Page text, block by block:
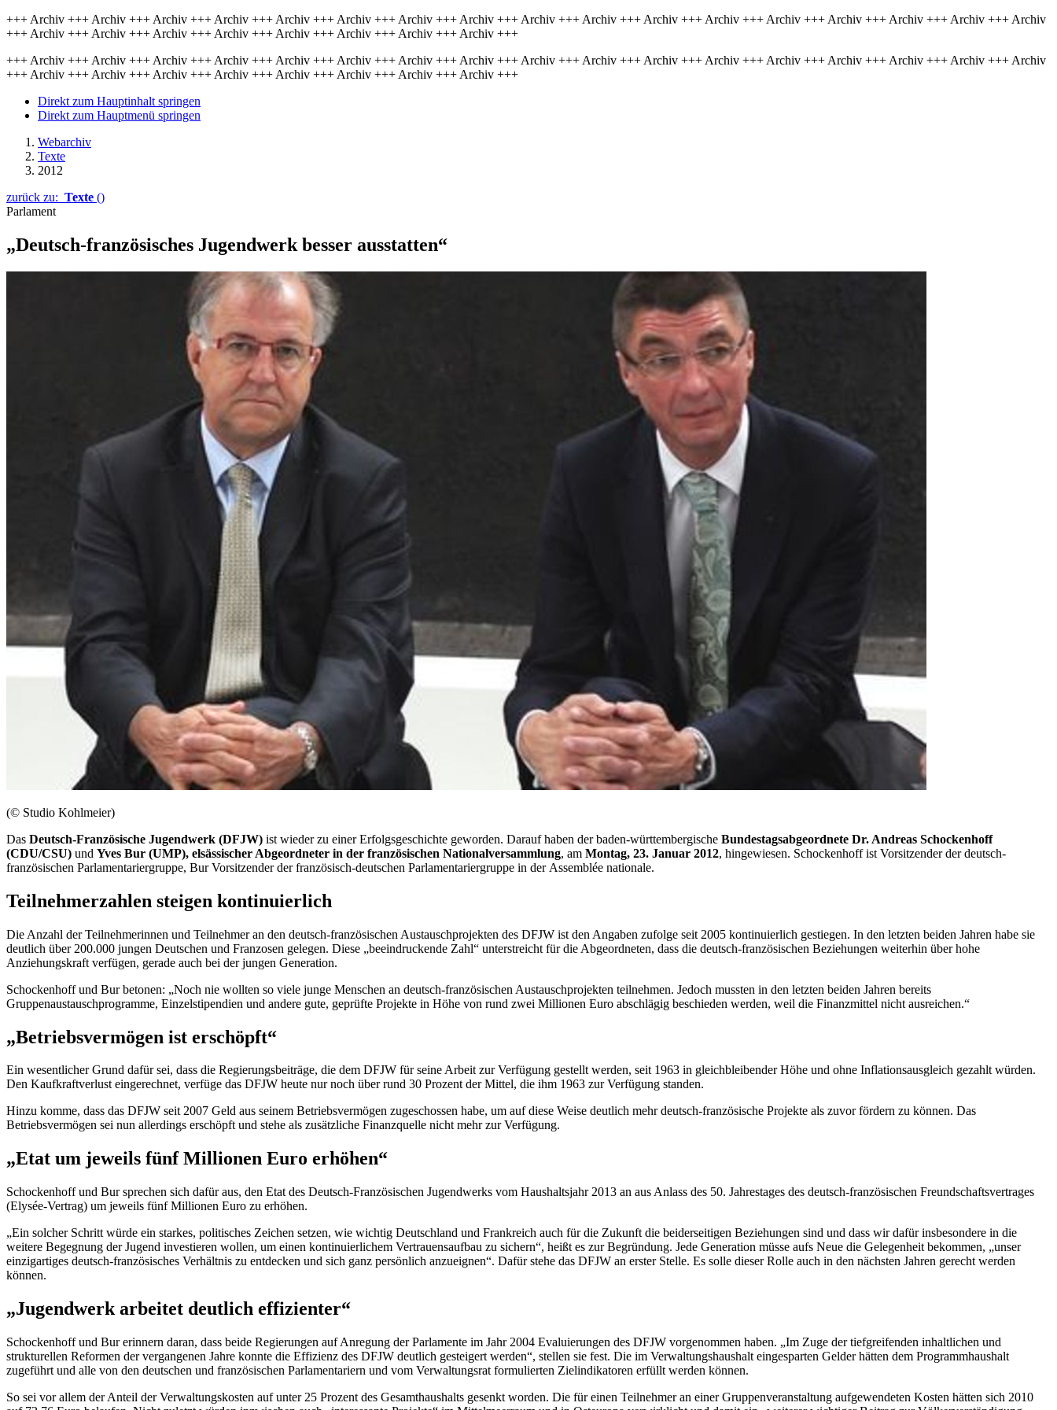
+++ Archiv +++ Archiv +++ Archiv +++ Archiv +++ Archiv +++ Archiv +++ Archiv +++ Archiv +++ Archiv +++ Archiv +++ Archiv +++ Archiv +++ Archiv +++ Archiv +++ Archiv +++ Archiv +++ Archiv
+++ Archiv +++ Archiv +++ Archiv +++ Archiv +++ Archiv +++ Archiv +++ Archiv +++ Archiv +++
+++ Archiv +++ Archiv +++ Archiv +++ Archiv +++ Archiv +++ Archiv +++ Archiv +++ Archiv +++ Archiv +++ Archiv +++ Archiv +++ Archiv +++ Archiv +++ Archiv +++ Archiv +++ Archiv +++ Archiv
+++ Archiv +++ Archiv +++ Archiv +++ Archiv +++ Archiv +++ Archiv +++ Archiv +++ Archiv +++
Direkt zum Hauptinhalt springen
Direkt zum Hauptmenü springen
Webarchiv
Texte
2012
zurück zu: Texte ()
Parlament
„Deutsch-französisches Jugendwerk besser ausstatten“
(© Studio Kohlmeier)
Das Deutsch-Französische Jugendwerk (DFJW) ist wieder zu einer Erfolgsgeschichte geworden. Darauf haben der baden-württembergische Bundestagsabgeordnete Dr. Andreas Schockenhoff
(CDU/CSU) und Yves Bur (UMP), elsässischer Abgeordneter in der französischen Nationalversammlung, am Montag, 23. Januar 2012, hingewiesen. Schockenhoff ist Vorsitzender der deutsch-
französischen Parlamentariergruppe, Bur Vorsitzender der französisch-deutschen Parlamentariergruppe in der Assemblée nationale.
Teilnehmerzahlen steigen kontinuierlich
Die Anzahl der Teilnehmerinnen und Teilnehmer an den deutsch-französischen Austauschprojekten des DFJW ist den Angaben zufolge seit 2005 kontinuierlich gestiegen. In den letzten beiden Jahren habe sie
deutlich über 200.000 jungen Deutschen und Franzosen gelegen. Diese „beeindruckende Zahl“ unterstreicht für die Abgeordneten, dass die deutsch-französischen Beziehungen weiterhin über hohe
Anziehungskraft verfügen, gerade auch bei der jungen Generation.
Schockenhoff und Burbetonen: „Noch nie wollten so viele junge Menschen an deutsch-französischen Austauschprojekten teilnehmen. Jedoch mussten in den letzten beiden Jahren bereits
Gruppenaustauschprogramme, Einzelstipendien und andere gute, geprüfte Projekte in Höhe von rund zwei Millionen Euro abschlägig beschieden werden, weil die Finanzmittel nicht ausreichen.“
„Betriebsvermögen ist erschöpft“
Ein wesentlicher Grund dafür sei, dass die Regierungsbeiträge, die dem DFJW für seine Arbeit zur Verfügung gestellt werden, seit 1963 in gleichbleibender Höhe und ohne Inflationsausgleich gezahlt würden.
Den Kaufkraftverlust eingerechnet, verfüge das DFJW heute nur noch über rund 30 Prozent der Mittel, die ihm 1963 zur Verfügung standen.
Hinzu komme, dass das DFJW seit 2007 Geld aus seinem Betriebsvermögen zugeschossen habe, um auf diese Weise deutlich mehr deutsch-französische Projekte als zuvor fördern zu können. Das
Betriebsvermögen sei nun allerdings erschöpft und stehe als zusätzliche Finanzquelle nicht mehr zur Verfügung.
„Etat um jeweils fünf Millionen Euro erhöhen“
Schockenhoff und Bursprechen sich dafür aus, den Etat des Deutsch-Französischen Jugendwerks vom Haushaltsjahr 2013 an aus Anlass des 50. Jahrestages des deutsch-französischen Freundschaftsvertrages
(Elysée-Vertrag) um jeweils fünf Millionen Euro zu erhöhen.
„Ein solcher Schritt würde ein starkes, politisches Zeichen setzen, wie wichtig Deutschland und Frankreich auch für die Zukunft die beiderseitigen Beziehungen sind und dass wir dafür insbesondere in die
weitere Begegnung der Jugend investieren wollen, um einen kontinuierlichem Vertrauensaufbau zu sichern“, heißt es zur Begründung. Jede Generation müsse aufs Neue die Gelegenheit bekommen, „unser
einzigartiges deutsch-französisches Verhältnis zu entdecken und sich ganz persönlich anzueignen“. Dafür stehe das DFJW an erster Stelle. Es solle dieser Rolle auch in den nächsten Jahren gerecht werden
können.
„Jugendwerk arbeitet deutlich effizienter“
Schockenhoff und Burerinnern daran, dass beide Regierungen auf Anregung der Parlamente im Jahr 2004 Evaluierungen des DFJW vorgenommen haben. „Im Zuge der tiefgreifenden inhaltlichen und
strukturellen Reformen der vergangenen Jahre konnte die Effizienz des DFJW deutlich gesteigert werden“, stellen sie fest. Die im Verwaltungshaushalt eingesparten Gelder hätten dem Programmhaushalt
zugeführt und alle von den deutschen und französischen Parlamentariern und vom Verwaltungsrat formulierten Zielindikatoren erfüllt werden können.
So sei vor allem der Anteil der Verwaltungskosten auf unter 25 Prozent des Gesamthaushalts gesenkt worden. Die für einen Teilnehmer an einer Gruppenveranstaltung aufgewendeten Kosten hätten sich 2010